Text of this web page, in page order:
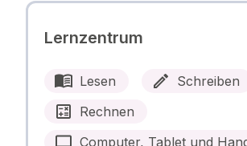
Lernzentrum
Lesen
Schreiben
Rechnen
Computer, Tablet und